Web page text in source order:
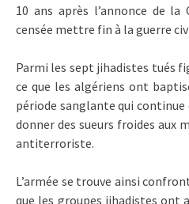
10 ans après l’annonce de
censée mettre fin à la guerre
Parmi les sept jihadistes tués
ce que les algériens ont
période sanglante qui
donner des sueurs froides aux
antiterroriste.
L’armée se trouve ainsi
que les groupes jihadistes ont